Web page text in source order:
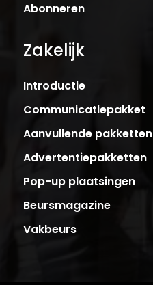
Abonneren
Zakelijk
Introductie
Communicatiepakket
Aanvullende pakketten
Advertentiepakketten
Pop-up plaatsingen
Beursmagazine
Vakbeurs